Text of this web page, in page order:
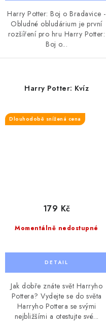
Harry Potter: Boj o Bradavice -
Obludné obludárium je první
rozšíření pro hru Harry Potter:
Boj o...
Harry Potter: Kvíz
Dlouhodobě snížená cena
Momentálně nedostupné
179 Kč
Jak dobře znáte svět Harryho
Pottera? Vydejte se do světa
Harryho Pottera se svými
nejbližšími a otestujte své...